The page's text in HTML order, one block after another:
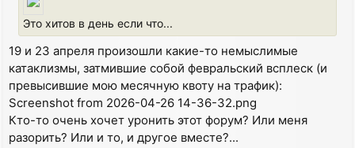
Это хитов в день если что...
19 и 23 апреля произошли какие-то немыслимые
катаклизмы, затмившие собой февральский всплеск (и
превысившие мою месячную квоту на трафик):
Screenshot from 2026-04-26 14-36-32.png
Кто-то очень хочет уронить этот форум? Или меня
разорить? Или и то, и другое вместе?...